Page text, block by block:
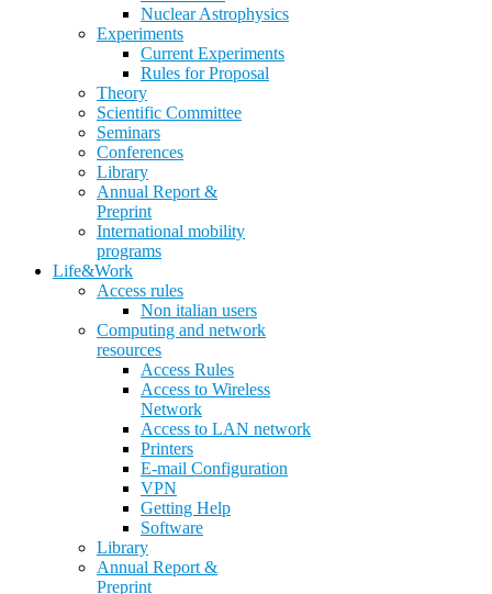
Nuclear Astrophysics
Experiments
Current Experiments
Rules for Proposal
Theory
Scientific Committee
Seminars
Conferences
Library
Annual Report &
Preprint
International mobility
programs
Life&Work
Access rules
Non italian users
Computing and network
resources
Access Rules
Access to Wireless
Network
Access to LAN network
Printers
E-mail Configuration
VPN
Getting Help
Software
Library
Annual Report &
Preprint